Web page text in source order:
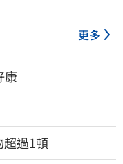
更多
康
過1頓